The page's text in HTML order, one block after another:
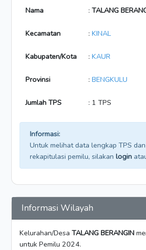
Nama : TALANG
Kecamatan : KINAL
Kabupaten/Kota : KAUR
Provinsi : BENGKULU
Jumlah TPS : 1 TPS
Informasi:
Untuk melihat data lengkap TPS
rekapitulasi pemilu, silakan login
Informasi Wilayah
Kelurahan/Desa TALANG BERANGIN
untuk Pemilu 2024.